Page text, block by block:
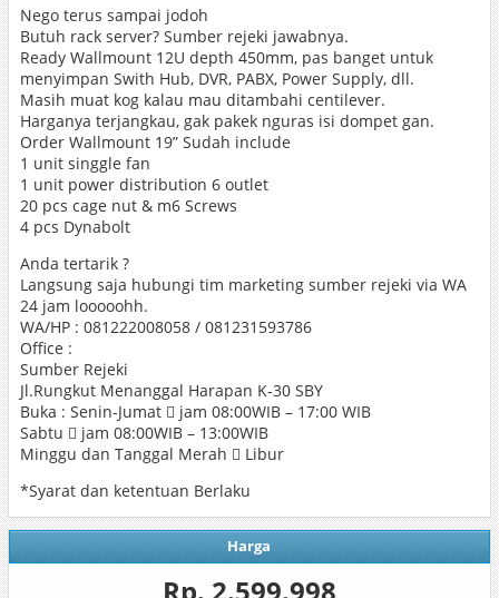
Nego terus sampai jodoh
Butuh rack server? Sumber rejeki jawabnya.
Ready Wallmount 12U depth 450mm, pas banget untuk
menyimpan Swith Hub, DVR, PABX, Power Supply, dll.
Masih muat kog kalau mau ditambahi centilever.
Harganya terjangkau, gak pakek nguras isi dompet gan.
Order Wallmount 19” Sudah include
1 unit singgle fan
1 unit power distribution 6 outlet
20 pcs cage nut & m6 Screws
4 pcs Dynabolt
Anda tertarik ?
Langsung saja hubungi tim marketing sumber rejeki via WA
24 jam looooohh.
WA/HP : 081222008058 / 081231593786
Office :
Sumber Rejeki
Jl.Rungkut Menanggal Harapan K-30 SBY
Buka : Senin-Jumat  jam 08:00WIB – 17:00 WIB
Sabtu  jam 08:00WIB – 13:00WIB
Minggu dan Tanggal Merah  Libur
*Syarat dan ketentuan Berlaku
Harga